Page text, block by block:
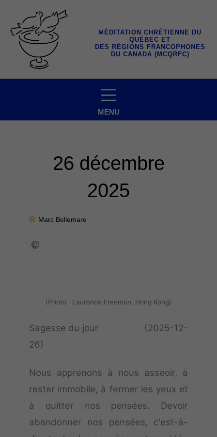
contenu
MÉDITATION CHRÉTIENNE DU
QUÉBEC ET
DES RÉGIONS FRANCOPHONES
DU CANADA (MCQRFC)
MENU
26 décembre
2025
Marc Bellemare
(Photo : Laurence Freeman, Hong Kong)
Sagesse du jour (2025-12-
26)
Nous apprenons à nous asseoir, à
rester immobile, à fermer les yeux et
à quitter nos pensées. Devoir
abandonner nos pensées, c'est-à-